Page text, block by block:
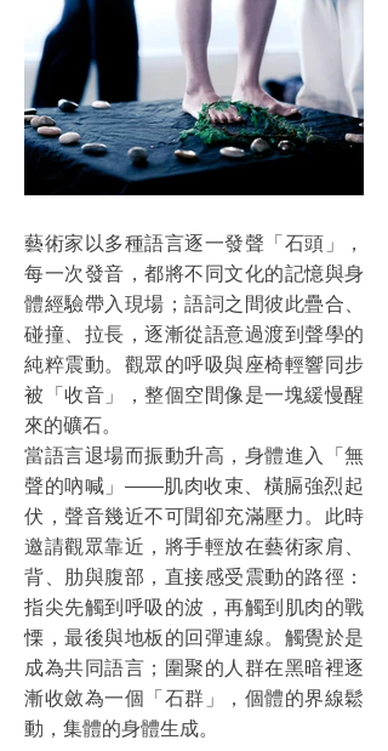
藝術家以多種語言逐一發聲「石頭」，
每一次發音，都將不同文化的記憶與身
體經驗帶入現場；語詞之間彼此疊合、
碰撞、拉長，逐漸從語意過渡到聲學的
純粹震動。觀眾的呼吸與座椅輕響同步
被「收音」，整個空間像是一塊緩慢醒
來的礦石。
當語言退場而振動升高，身體進入「無
聲的吶喊」——肌肉收束、橫膈強烈起
伏，聲音幾近不可聞卻充滿壓力。此時
邀請觀眾靠近，將手輕放在藝術家肩、
背、肋與腹部，直接感受震動的路徑：
指尖先觸到呼吸的波，再觸到肌肉的戰
慄，最後與地板的回彈連線。觸覺於是
成為共同語言；圍聚的人群在黑暗裡逐
漸收斂為一個「石群」，個體的界線鬆
動，集體的身體生成。